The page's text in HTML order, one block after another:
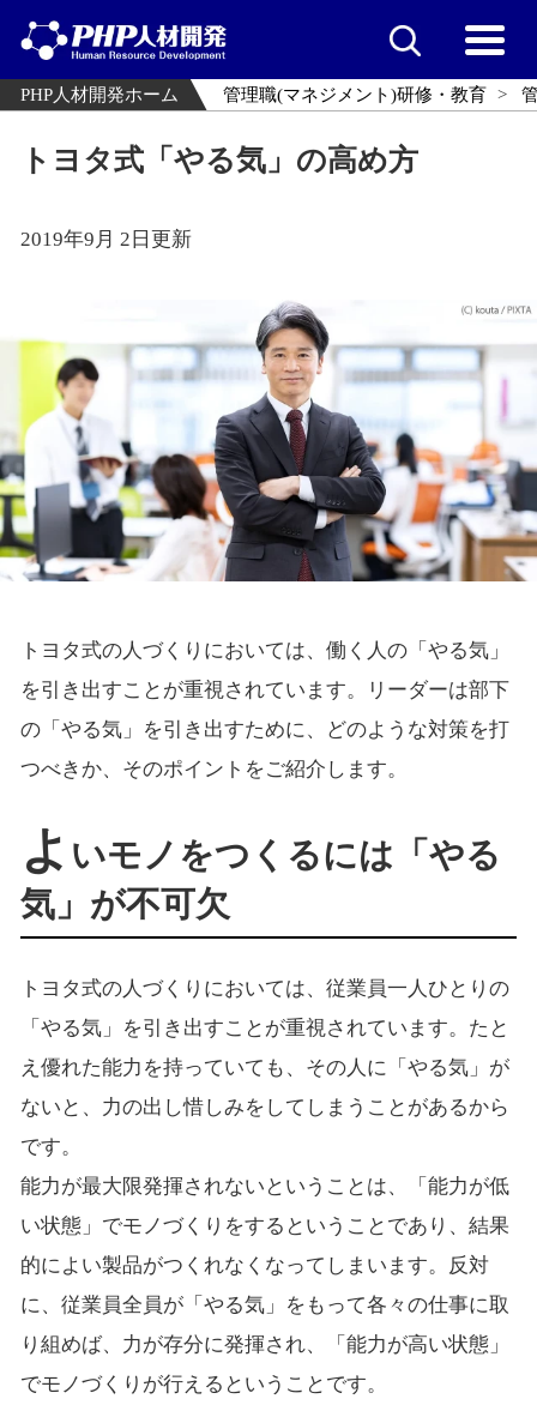
PHP人材開発ホーム 管理職(マネジメント)研修・教育
トヨタ式「やる気」の高め方
2019年9月 2日更新
トヨタ式の人づくりにおいては、働く人の「やる気」
を引き出すことが重視されています。リーダーは部下
の「やる気」を引き出すために、どのような対策を打
つべきか、そのポイントをご紹介します。
よ いモノをつくるには「やる
気」が不可欠
トヨタ式の人づくりにおいては、従業員一人ひとりの
「やる気」を引き出すことが重視されています。たと
え優れた能力を持っていても、その人に「やる気」が
ないと、力の出し惜しみをしてしまうことがあるから
です。
能力が最大限発揮されないということは、「能力が低
い状態」でモノづくりをするということであり、結果
的によい製品がつくれなくなってしまいます。反対
に、従業員全員が「やる気」をもって各々の仕事に取
り組めば、力が存分に発揮され、「能力が高い状態」
でモノづくりが行えるということです。